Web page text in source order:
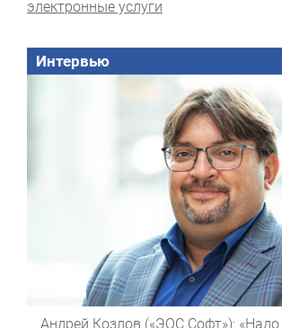
электронные услуги
Интервью
Андрей Козлов («ЭОС Софт»): «Надо